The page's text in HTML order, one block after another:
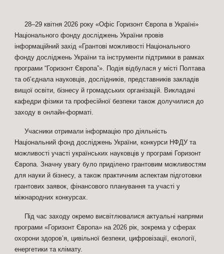
28–29 квітня 2026 року «Офіс Горизонт Європа в Україні»
Національного фонду досліджень України провів
інформаційний захід «Грантові можливості Національного
фонду досліджень України та інструменти підтримки в рамках
програми “Горизонт Європа”». Подія відбулася у місті Полтава
та об’єднала науковців, дослідників, представників закладів
вищої освіти, бізнесу й громадських організацій. Викладачі
кафедри фізики та професійної безпеки також долучилися до
заходу в онлайн-форматі.
Учасники отримали інформацію про діяльність
Національний фонд досліджень України, конкурси НФДУ та
можливості участі українських науковців у програмі Горизонт
Європа. Значну увагу було приділено грантовим можливостям
для науки й бізнесу, а також практичним аспектам підготовки
грантових заявок, фінансового планування та участі у
міжнародних конкурсах.
Під час заходу окремо висвітлювалися актуальні напрями
програми «Горизонт Європа» на 2026 рік, зокрема у сферах
охорони здоров’я, цивільної безпеки, цифровізації, екології,
енергетики та клімату.